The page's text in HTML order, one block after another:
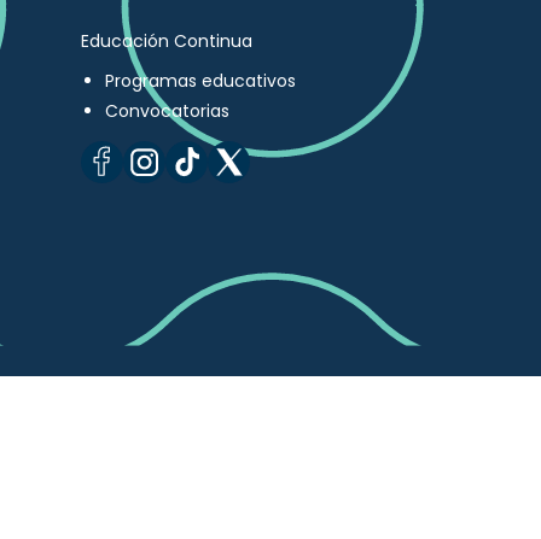
Educación Continua
Programas educativos
Convocatorias